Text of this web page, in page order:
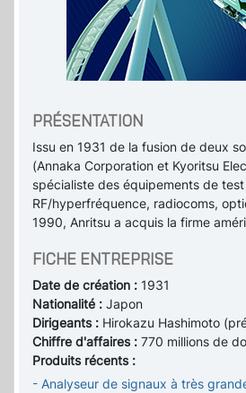
PRÉSENTATION
Issu en 1931 de la fusion de deux
(Annaka Corporation et Kyoritsu
spécialiste des équipements de
RF/hyperfréquence, radiocoms,
1990, Anritsu a acquis la firme
FICHE ENTREPRISE
Date de création : 1931
Nationalité : Japon
Dirigeants : Hirokazu Hashimoto
Chiffre d'affaires : 770 millions de
Produits récents :
- Analyseur de signaux à très